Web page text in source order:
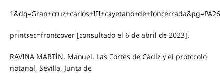
printsec=frontcover [consultado el 6 de abril de 2023].
RAVINA MARTÍN, Manuel, Las Cortes de Cádiz y el protocolo
notarial, Sevilla, Junta de